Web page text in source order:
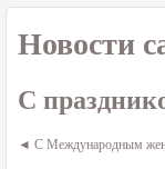
С праздником
Новости
С
С Международным